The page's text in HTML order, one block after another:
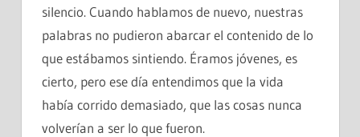
silencio. Cuando hablamos de nuevo, nuestras
palabras no pudieron abarcar el contenido de lo
que estábamos sintiendo. Éramos jóvenes, es
cierto, pero ese día entendimos que la vida
había corrido demasiado, que las cosas nunca
volverían a ser lo que fueron.